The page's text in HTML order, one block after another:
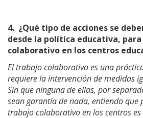
4. ¿Qué tipo de acciones se
desde la política educativa,
colaborativo en los centros
El trabajo colaborativo es una
requiere la intervención de medidas
Sin que ninguna de ellas, por
sean garantía de nada, entiendo que
trabajo colaborativo en los centros